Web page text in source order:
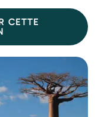
CETTE